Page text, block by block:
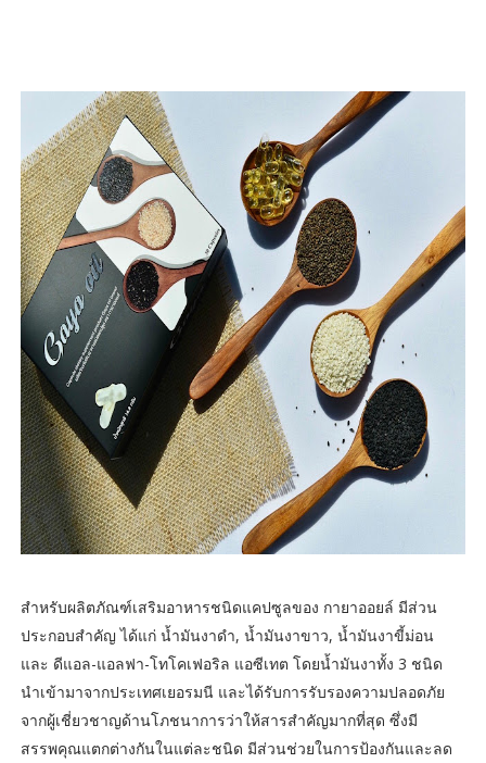
สำหรับผลิตภัณฑ์เสริมอาหารชนิดแคปซูลของ กายาออยล์ มีส่วน
ประกอบสำคัญ ได้แก่ น้ำมันงาดำ, น้ำมันงาขาว, น้ำมันงาขี้ม่อน
และ ดีแอล-แอลฟา-โทโคเฟอริล แอซีเทต โดยน้ำมันงาทั้ง 3 ชนิด
นำเข้ามาจากประเทศเยอรมนี และได้รับการรับรองความปลอดภัย
จากผู้เชี่ยวชาญด้านโภชนาการว่าให้สารสำคัญมากที่สุด ซึ่งมี
สรรพคุณแตกต่างกันในแต่ละชนิด มีส่วนช่วยในการป้องกันและลด